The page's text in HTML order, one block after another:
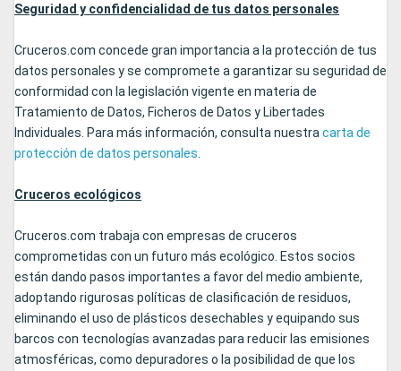
Seguridad y confidencialidad de tus datos personales
Cruceros.com concede gran importancia a la protección de tus
datos personales y se compromete a garantizar su seguridad de
conformidad con la legislación vigente en materia de
Tratamiento de Datos, Ficheros de Datos y Libertades
Individuales. Para más información, consulta nuestra carta de
protección de datos personales
Cruceros ecológicos
Cruceros.com trabaja con empresas de cruceros
comprometidas con un futuro más ecológico. Estos socios
están dando pasos importantes a favor del medio ambiente,
adoptando rigurosas políticas de clasificación de residuos,
eliminando el uso de plásticos desechables y equipando sus
barcos con tecnologías avanzadas para reducir las emisiones
atmosféricas, como depuradores o la posibilidad de que los